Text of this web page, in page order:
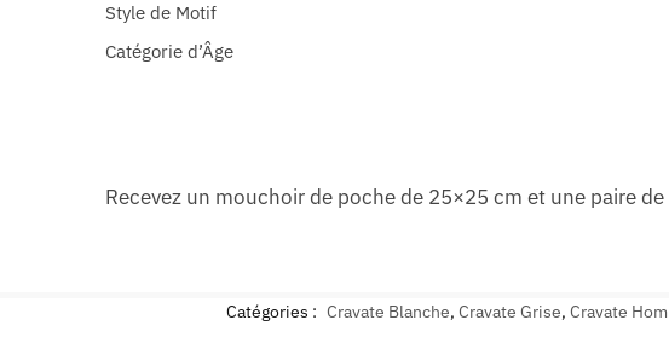
Style de Motif
Catégorie d’Âge
Recevez un mouchoir de poche de 25×25 cm et une paire
Catégories : Cravate Blanche, Cravate Grise, Cravate